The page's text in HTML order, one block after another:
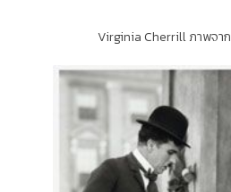
Virginia Cherrill ภาพจาก